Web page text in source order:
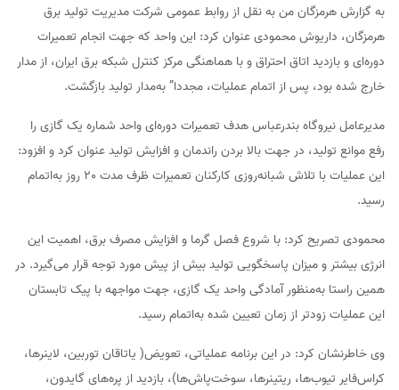
به گزارش هرمزگان من به نقل از روابط عمومی شرکت مدیریت تولید برق
هرمزگان، داریوش محمودی عنوان کرد: این واحد که جهت انجام تعمیرات
دوره‌ای و بازدید اتاق احتراق و با هماهنگی مرکز کنترل شبکه برق ایران، از مدار
خارج شده بود، پس از اتمام عملیات، مجددا” به‌مدار تولید بازگشت.
مدیرعامل نیروگاه بندرعباس هدف تعمیرات دوره‌ای واحد شماره یک گازی را
رفع موانع تولید، در جهت بالا بردن راندمان و افزایش تولید عنوان کرد و افزود:
این عملیات با تلاش شبانه‌روزی کارکنان تعمیرات ظرف مدت 20 روز به‌اتمام
رسید.
محمودی تصریح کرد: با شروع فصل گرما و افزایش مصرف برق، اهمیت این
انرژی بیشتر و میزان پاسخگویی تولید بیش از پیش مورد توجه قرار می‌گیرد. در
همین راستا به‌منظور آمادگی واحد یک گازی، جهت مواجهه با پیک تابستان
این عملیات زودتر از زمان تعیین شده به‌اتمام رسید.
وی خاطرنشان کرد: در این برنامه عملیاتی، تعویض( یاتاقان توربین، لاینرها،
کراس‌فایر تیوب‌ها، ریتینرها، سوخت‌پاش‌ها)، بازدید از پره‌های گایدون،